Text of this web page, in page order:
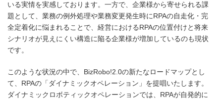
いる実情を実感しております。一方で、企業様から寄せられる課
題として、業務の例外処理や業務変更発生時にRPAの自走化・完
全定着化に悩まれることで、経営におけるRPAの位置付けと将来
シナリオが見えにくい構造に陥る企業様が増加しているのも現状
です。
このような状況の中で、BizRobo!2.0の新たなロードマップとし
て、RPAの「ダイナミックオペレーション」を提唱いたします。
ダイナミックロボティックオペレーションでは、RPAが自発的に